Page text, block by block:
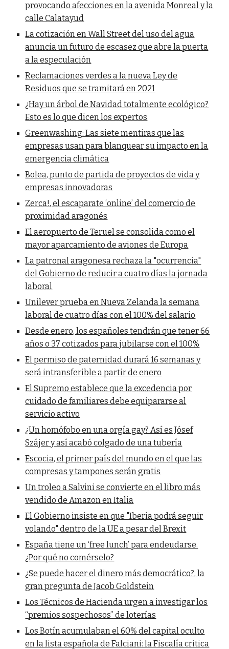
provocando afecciones en la avenida Monreal y la
calle Calatayud
La cotización en Wall Street del uso del agua
anuncia un futuro de escasez que abre la puerta
a la especulación
Reclamaciones verdes a la nueva Ley de
Residuos que se tramitará en 2021
¿Hay un árbol de Navidad totalmente ecológico?
Esto es lo que dicen los expertos
Greenwashing: Las siete mentiras que las
empresas usan para blanquear su impacto en la
emergencia climática
Bolea, punto de partida de proyectos de vida y
empresas innovadoras
Zerca!, el escaparate ‘online’ del comercio de
proximidad aragonés
El aeropuerto de Teruel se consolida como el
mayor aparcamiento de aviones de Europa
La patronal aragonesa rechaza la "ocurrencia"
del Gobierno de reducir a cuatro días la jornada
laboral
Unilever prueba en Nueva Zelanda la semana
laboral de cuatro días con el 100% del salario
Desde enero, los españoles tendrán que tener 66
años o 37 cotizados para jubilarse con el 100%
El permiso de paternidad durará 16 semanas y
será intransferible a partir de enero
El Supremo establece que la excedencia por
cuidado de familiares debe equipararse al
servicio activo
¿Un homófobo en una orgía gay? Así es Jósef
Szájer y así acabó colgado de una tubería
Escocia, el primer país del mundo en el que las
compresas y tampones serán gratis
Un troleo a Salvini se convierte en el libro más
vendido de Amazon en Italia
El Gobierno insiste en que "Iberia podrá seguir
volando" dentro de la UE a pesar del Brexit
España tiene un ‘free lunch’ para endeudarse.
¿Por qué no comérselo?
¿Se puede hacer el dinero más democrático?, la
gran pregunta de Jacob Goldstein
Los Técnicos de Hacienda urgen a investigar los
“premios sospechosos” de loterías
Los Botín acumulaban el 60% del capital oculto
en la lista española de Falciani: la Fiscalía critica